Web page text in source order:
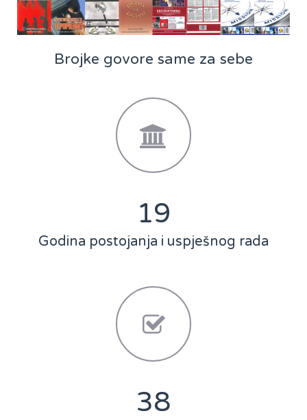
Brojke govore same za sebe
25
Godina postojanja i uspješnog rada
50